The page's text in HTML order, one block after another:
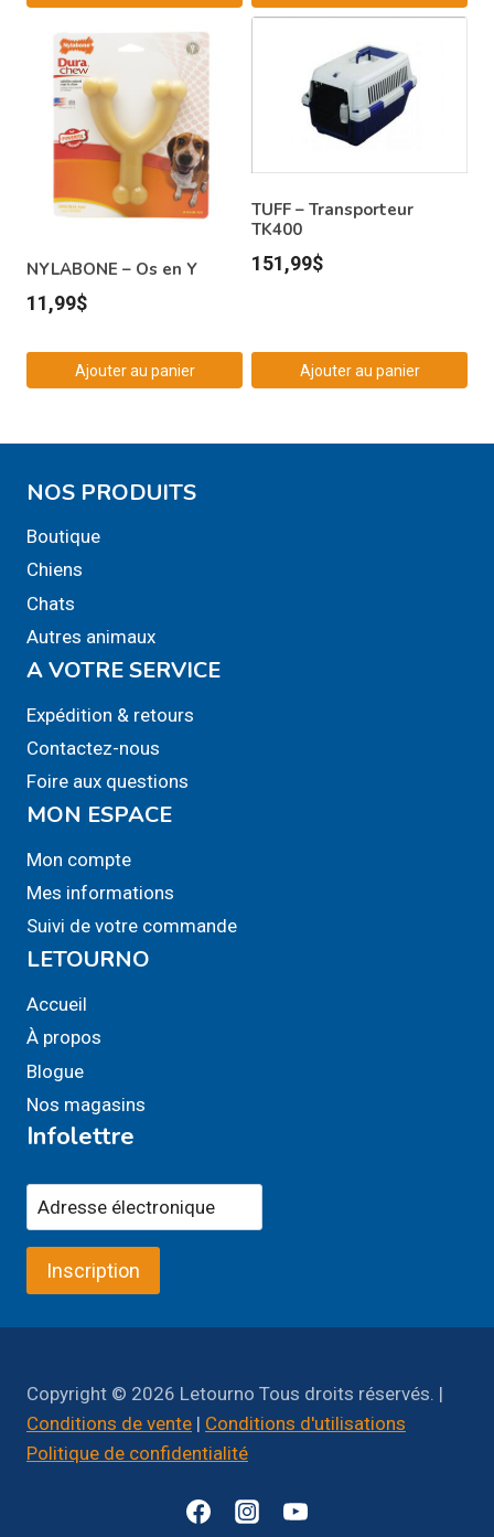
NYLABONE – Os en Y
11,99$
Ajouter au panier
TUFF – Transporteur
TK400
151,99$
Ajouter au panier
NOS PRODUITS
Boutique
Chiens
Chats
Autres animaux
A VOTRE SERVICE
Expédition & retours
Contactez-nous
Foire aux questions
MON ESPACE
Mon compte
Mes informations
Suivi de votre commande
LETOURNO
Accueil
À propos
Blogue
Nos magasins
Infolettre
Inscription
Copyright © 2026 Letourno Tous droits réservés. |
Conditions de vente | Conditions d'utilisations
Politique de confidentialité